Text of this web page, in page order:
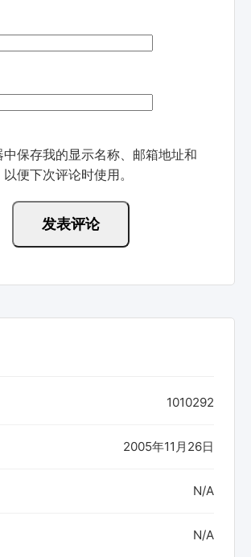
保存我的显示名称、邮箱地址和
便下次评论时使用。
1010292
2005年11月26日
N/A
N/A